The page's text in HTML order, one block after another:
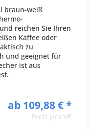
braun-weiß
reichen Sie Ihren
Kaffee oder
zu
und geeignet für
ist aus
ab 109,88 € *
Preis pro VE